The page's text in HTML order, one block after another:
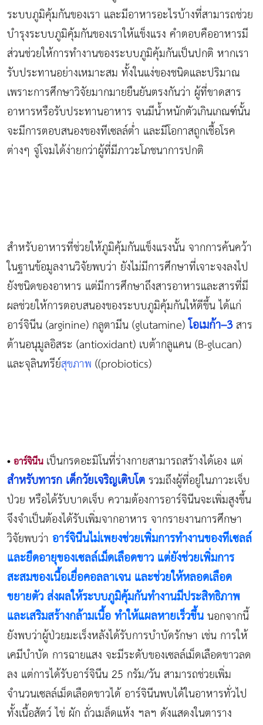
ระบบภูมิคุ้มกันของเรา และมีอาหารอะไรบ้างที่สามารถช่วย
บำรุงระบบภูมิคุ้มกันของเราให้แข็งแรง คำตอบคืออาหารมี
ส่วนช่วยให้การทำงานของระบบภูมิคุ้มกันเป็นปกติ หากเรา
รับประทานอย่างเหมาะสม ทั้งในแง่ของชนิดและปริมาณ
เพราะการศึกษาวิจัยมากมายยืนยันตรงกันว่า ผู้ที่ขาดสาร
อาหารหรือรับประทานอาหาร จนมีน้ำหนักตัวเกินเกณฑ์นั้น
จะมีการตอบสนองของทีเซลล์ต่ำ และมีโอกาสถูกเชื้อโรค
ต่างๆ จู่โจมได้ง่ายกว่าผู้ที่มีภาวะโภชนาการปกติ
สำหรับอาหารที่ช่วยให้ภูมิคุ้มกันแข็งแรงนั้น จากการค้นคว้า
ในฐานข้อมูลงานวิจัยพบว่า ยังไม่มีการศึกษาที่เจาะจงลงไป
ยังชนิดของอาหาร แต่มีการศึกษาถึงสารอาหารและสารที่มี
ผลช่วยให้การตอบสนองของระบบภูมิคุ้มกันให้ดีขึ้น ได้แก่
อาร์จินีน (arginine) กลูตามีน (glutamine)โอเมก้า–3สาร
ต้านอนุมูลอิสระ (antioxidant) เบต้ากลูแคน (B-glucan)
และจุลินทรีย์สุขภาพ ((probiotics)
• อาร์จินีน เป็นกรดอะมิโนที่ร่างกายสามารถสร้างได้เอง แต่
สำหรับทารกเด็กวัยเจริญเติบโตรวมถึงผู้ที่อยู่ในภาวะเจ็บ
ป่วย หรือได้รับบาดเจ็บ ความต้องการอาร์จินีนจะเพิ่มสูงขึ้น
จึงจำเป็นต้องได้รับเพิ่มจากอาหาร จากรายงานการศึกษา
วิจัยพบว่า อาร์จินีนไม่เพยงช่วยเพิ่มการทำงานของทีเซลล์
และยืดอายุของเซลล์เม็ดเลือดขาว แต่ยังช่วยเพิ่มการ
สะสมของเนื้อเยื่อคอลลาเจน และช่วยให้หลอดเลือด
ขยายตัว ส่งผลให้ระบบภูมิคุ้มกันทำงานมีประสิทธิภาพ
และเสริมสร้างกล้ามเนื้อ ทำให้แผลหายเร็วขึ้นนอกจากนี้
ยังพบว่าผู้ป่วยมะเร็งหลังได้รับการบำบัดรักษา เช่น การให้
เคมีบำบัด การฉายแสง จะมีระดับของเซลล์เม็ดเลือดขาวลด
ลง แต่การได้รับอาร์จินีน 25 กรัม/วัน สามารถช่วยเพิ่ม
จำนวนเซลล์เม็ดเลือดขาวได้ อาร์จินีนพบได้ในอาหารทั่วไป
ทั้งเนื้อสัตว์ ไข่ ผัก ถั่วเมล็ดแห้ง ฯลฯ ดังแสดงในตาราง